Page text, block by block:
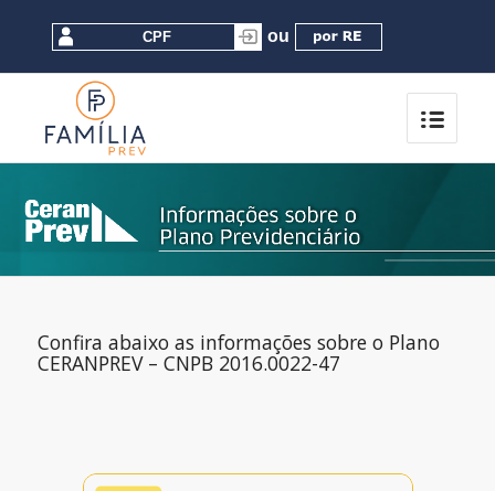
Confira abaixo as informações sobre o Plano
CERANPREV – CNPB 2016.0022-47